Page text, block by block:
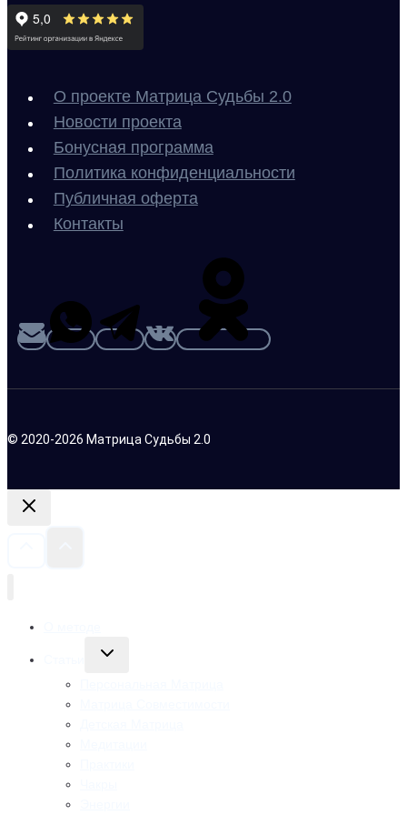
О проекте Матрица Судьбы 2.0
Новости проекта
Бонусная программа
Политика конфиденциальности
Публичная оферта
Контакты
© 2020-2026 Матрица Судьбы 2.0
Переключить